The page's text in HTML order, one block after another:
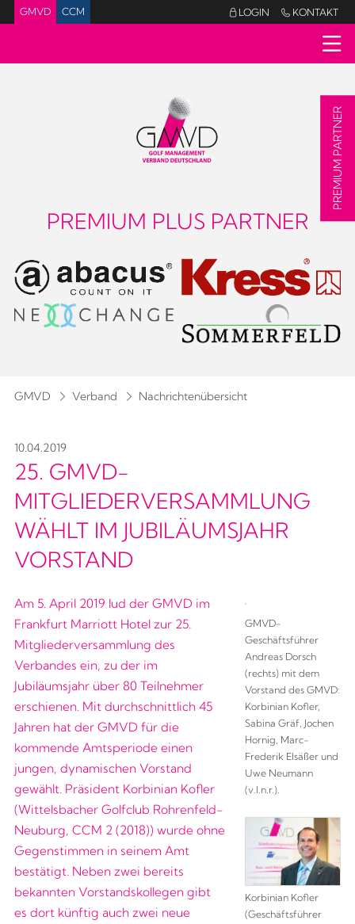
GMVD CCM LOGIN  KONTAKT
PREMIUM PLUS PARTNER
GMVD Verband Nachrichtenübersicht
10.04.2019
25. GMVD-
MITGLIEDERVERSAMMLUNG
WÄHLT IM JUBILÄUMSJAHR
VORSTAND
Am 5. April 2019 lud der GMVD im
Frankfurt Marriott Hotel zur 25.
Mitgliederversammlung des
Verbandes ein, zu der im
Jubiläumsjahr über 80 Teilnehmer
erschienen. Mit durchschnittlich 45
Jahren hat der GMVD für die
kommende Amtsperiode einen
jungen, dynamischen Vorstand
gewählt. Präsident Korbinian Kofler
(Wittelsbacher Golfclub Rohrenfeld-
Neuburg, CCM 2 (2018)) wurde ohne
Gegenstimmen in seinem Amt
bestätigt. Neben zwei bereits
bekannten Vorstandskollegen gibt
es dort künftig auch zwei neue
GMVD-
Geschäftsführer
Andreas Dorsch
(rechts) mit dem
Vorstand des GMVD:
Korbinian Kofler,
Sabina Gräf, Jochen
Hornig, Marc-
Frederik Elsäßer und
Uwe Neumann
(v.l.n.r.).
Korbinian Kofler
(Geschäftsführer
PREMIUM PARTNER